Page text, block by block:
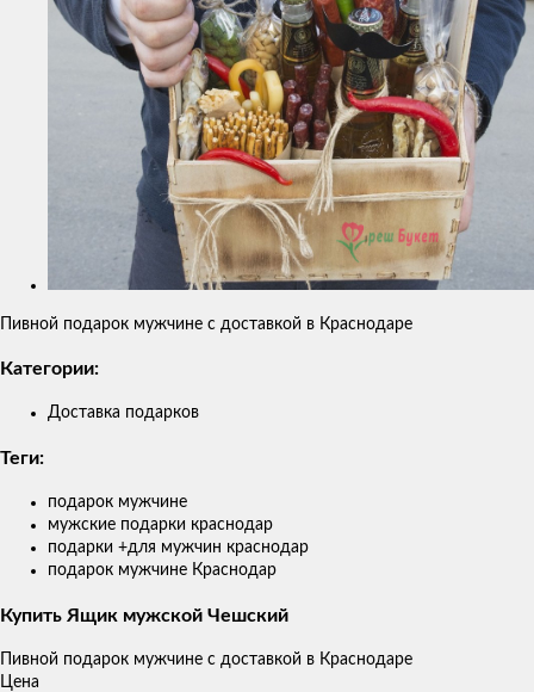
Пивной подарок мужчине с доставкой в Краснодаре
Категории:
Доставка подарков
Теги:
подарок мужчине
мужские подарки краснодар
подарки +для мужчин краснодар
подарок мужчине Краснодар
Купить Ящик мужской Чешский
Пивной подарок мужчине с доставкой в Краснодаре
Цена